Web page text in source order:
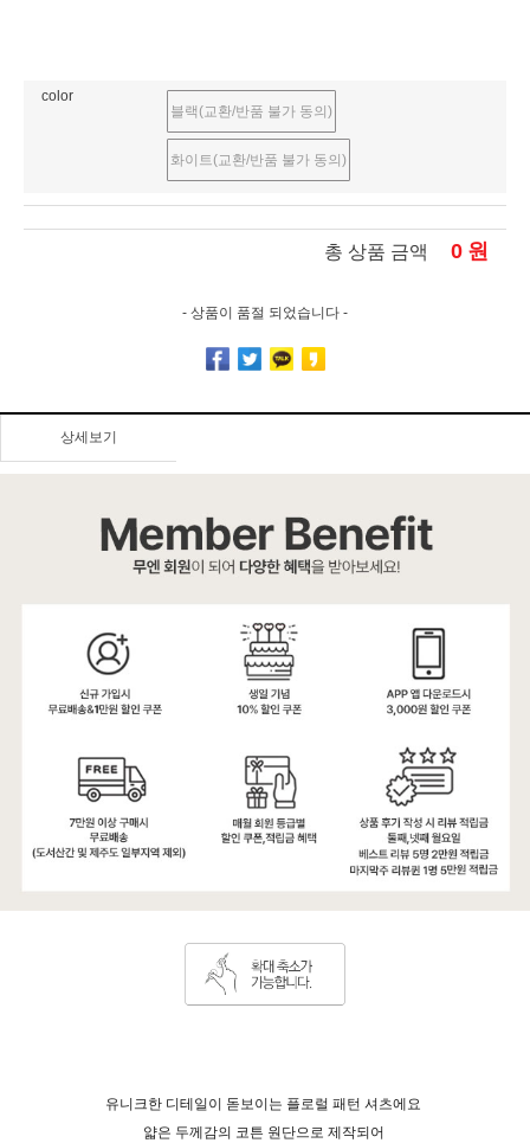
color
블랙(교환/반품 불가 동의)
화이트(교환/반품 불가 동의)
총 상품 금액 0 원
- 상품이 품절 되었습니다 -
상세보기
유니크한 디테일이 돋보이는 플로럴 패턴 셔츠에요
얇은 두께감의 코튼 원단으로 제작되어